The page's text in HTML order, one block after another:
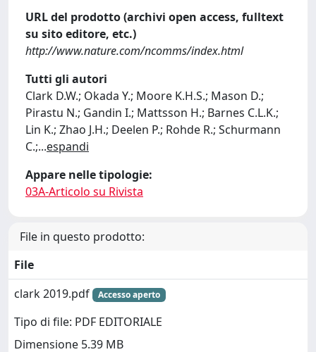
URL del prodotto (archivi open access, fulltext
su sito editore, etc.)
http://www.nature.com/ncomms/index.html
Tutti gli autori
Clark D.W.; Okada Y.; Moore K.H.S.; Mason D.;
Pirastu N.; Gandin I.; Mattsson H.; Barnes C.L.K.;
Lin K.; Zhao J.H.; Deelen P.; Rohde R.; Schurmann
C.;...espandi
Appare nelle tipologie:
03A-Articolo su Rivista
File in questo prodotto:
File
clark 2019.pdf
Accesso aperto
Tipo di file: PDF EDITORIALE
Dimensione 5.39 MB